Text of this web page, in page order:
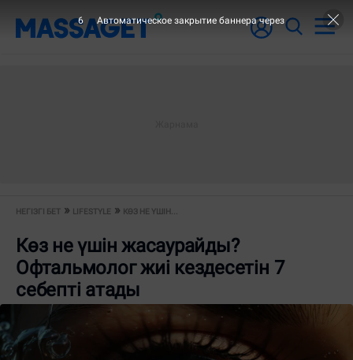
НЕГІЗГІ БЕТ LIFESTYLE КӨЗ НЕ ҮШІН...
Көз не үшін жасаурайды?
Офтальмолог жиі кездесетін 7
себепті атады
5 Автоматическое закрытие баннера через